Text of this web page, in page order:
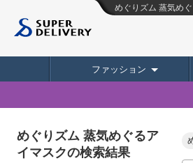
めぐりズム 蒸気め
ファッション
めぐりズム 蒸気めぐるア
イマスクの検索結果